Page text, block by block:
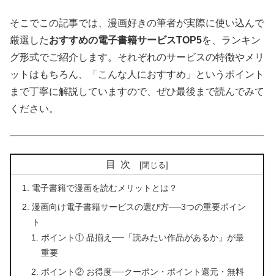
そこでこの記事では、漫画好きの筆者が実際に使い込んで
厳選したおすすめの電子書籍サービスTOP5を、ランキン
グ形式でご紹介します。それぞれのサービスの特徴やメリ
ットはもちろん、「こんな人におすすめ」というポイント
まで丁寧に解説していますので、ぜひ最後まで読んでみて
ください。
目次
電子書籍で漫画を読むメリットとは？
漫画向け電子書籍サービスの選び方──3つの重要ポイン
ト
ポイント① 品揃え──「読みたい作品があるか」が最
重要
ポイント② お得度──クーポン・ポイント還元・無料